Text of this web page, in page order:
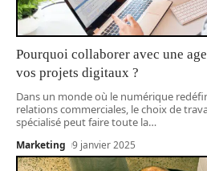
Pourquoi collaborer avec une
vos projets digitaux ?
Dans un monde où le numérique
relations commerciales, le choix de
spécialisé peut faire toute la…
Marketing 9 janvier 2025